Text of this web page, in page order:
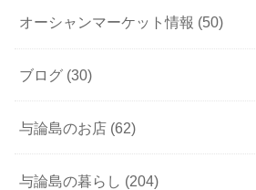
オーシャンマーケット情報 (50)
ブログ (30)
与論島のお店 (62)
与論島の暮らし (204)